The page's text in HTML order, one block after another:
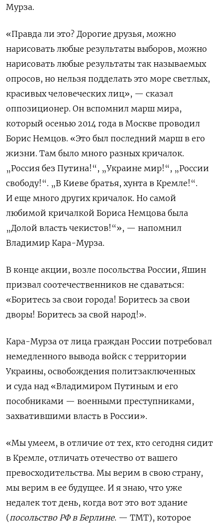
Мурза.
«Правда ли это? Дорогие друзья, можно
нарисовать любые результаты выборов, можно
нарисовать любые результаты так называемых
опросов, но нельзя подделать это море светлых,
красивых человеческих лиц», — сказал
оппозиционер. Он вспомнил марш мира,
который осенью 2014 года в Москве проводил
Борис Немцов. «Это был последний марш в его
жизни. Там было много разных кричалок.
„Россия без Путина!“, „Украине мир!“, „России
свободу!“. „В Киеве братья, хунта в Кремле!“.
И еще много других кричалок. Но самой
любимой кричалкой Бориса Немцова была
„Долой власть чекистов!“», — напомнил
Владимир Кара-Мурза.
В конце акции, возле посольства России, Яшин
призвал соотечественников не сдаваться:
«Боритесь за свои города! Боритесь за свои
дворы! Боритесь за свой народ!».
Кара-Мурза от лица граждан России потребовал
немедленного вывода войск с территории
Украины, освобождения политзаключенных
и суда над «Владимиром Путиным и его
пособниками — военными преступниками,
захватившими власть в России».
«Мы умеем, в отличие от тех, кто сегодня сидит
в Кремле, отличать отечество от вашего
превосходительства. Мы верим в свою страну,
мы верим в ее будущее. И я знаю, что уже
недалек тот день, когда вот это вот здание
(посольство РФ в Берлине. — TMT), которое